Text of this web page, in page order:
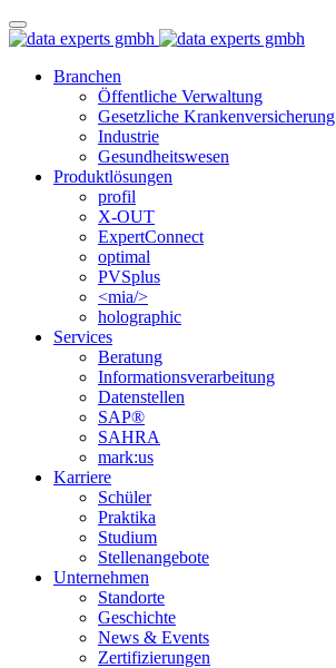
Branchen
Öffentliche Verwaltung
Gesetzliche Krankenversicherung
Industrie
Gesundheitswesen
Produktlösungen
profil
X-OUT
ExpertConnect
optimal
PVSplus
<mia/>
holographic
Services
Beratung
Informations­verarbeitung
Datenstellen
SAP®
SAHRA
mark:us
Karriere
Schüler
Praktika
Studium
Stellenangebote
Unternehmen
Standorte
Geschichte
News & Events
Zertifizierungen